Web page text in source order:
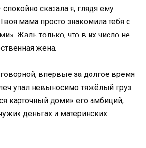
сказала я, глядя ему
мама просто знакомила тебя с
Жаль только, что в их число не
жена.
впервые за долгое время
упал невыносимо тяжёлый груз.
карточный домик его амбиций,
деньгах и материнских